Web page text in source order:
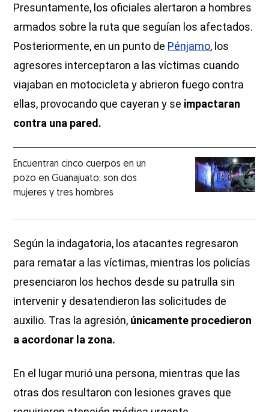
Presuntamente, los oficiales alertaron a hombres
armados sobre la ruta que seguían los afectados.
Posteriormente, en un punto de Pénjamo, los
agresores interceptaron a las víctimas cuando
viajaban en motocicleta y abrieron fuego contra
ellas, provocando que cayeran y se impactaran
contra una pared.
Encuentran cinco cuerpos en un
pozo en Guanajuato; son dos
mujeres y tres hombres
Según la indagatoria, los atacantes regresaron
para rematar a las víctimas, mientras los policías
presenciaron los hechos desde su patrulla sin
intervenir y desatendieron las solicitudes de
auxilio. Tras la agresión, únicamente procedieron
a acordonar la zona.
En el lugar murió una persona, mientras que las
otras dos resultaron con lesiones graves que